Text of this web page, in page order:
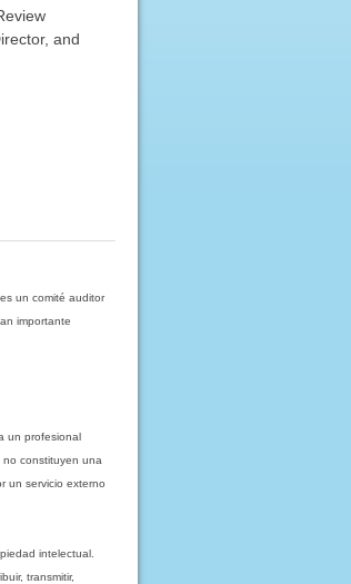
and
un comité auditor
importante
un profesional
constituyen una
un servicio externo
intelectual.
transmitir,